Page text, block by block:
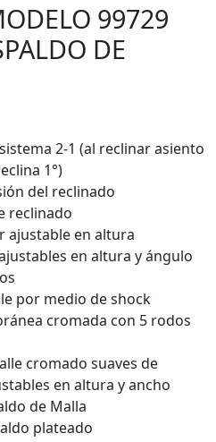
99729
DE
2-1 (al reclinar asiento
1°)
del reclinado
reclinado
ajustable en altura
en altura y ángulo
por medio de shock
cromada con 5 rodos
cromado suaves de
en altura y ancho
de Malla
plateado